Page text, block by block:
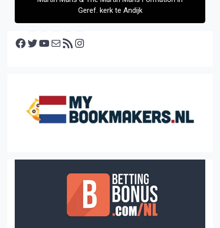
Geref. kerk te Andijk
Facebook Twitter YouTube E-mail RSS feed